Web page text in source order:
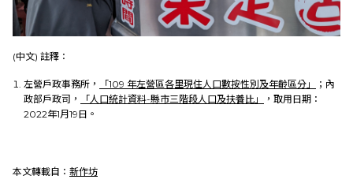
(中文) 註釋：
左營戶政事務所， 「109 年左營區各里現住人口數按性別及年齡區分」
；內
政部戶政司，
「人口統計資料-縣市三階段人口及扶養比」
，取用日期：
2022年1月19日。
本文轉載自： 新作坊